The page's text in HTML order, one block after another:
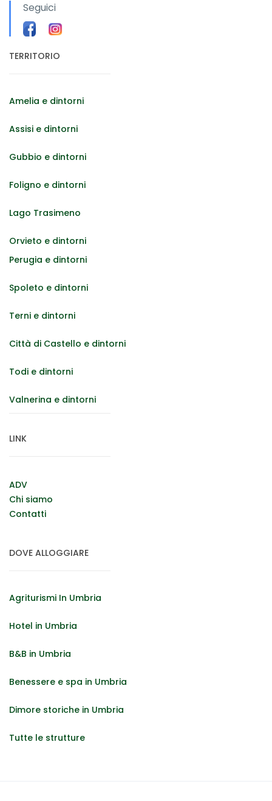
Seguici
TERRITORIO
Amelia e dintorni
Assisi e dintorni
Gubbio e dintorni
Foligno e dintorni
Lago Trasimeno
Orvieto e dintorni
Perugia e dintorni
Spoleto e dintorni
Terni e dintorni
Città di Castello e dintorni
Todi e dintorni
Valnerina e dintorni
LINK
ADV
Chi siamo
Contatti
DOVE ALLOGGIARE
Agriturismi In Umbria
Hotel in Umbria
B&B in Umbria
Benessere e spa in Umbria
Dimore storiche in Umbria
Tutte le strutture